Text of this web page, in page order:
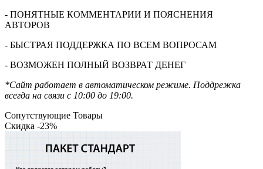
- ПОНЯТНЫЕ КОММЕНТАРИИ И ПОЯСНЕНИЯ
АВТОРОВ
- БЫСТРАЯ ПОДДЕРЖКА ПО ВСЕМ ВОПРОСАМ
- ВОЗМОЖЕН ПОЛНЫЙ ВОЗВРАТ ДЕНЕГ
*Сайт работает в автоматическом режиме. Поддрежка
всегда на связи с 10:00 до 19:00.
Сопутствующие Товары
Скидка -23%